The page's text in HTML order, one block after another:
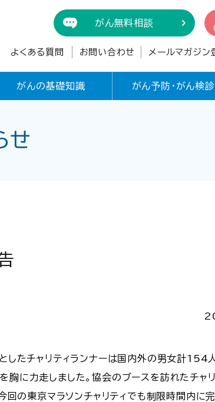
がん無料相談
よくある質問 お問い合わせ メールマガジン
がんの基礎知識 がん予防・がん検診
せ
たチャリティランナーは国内外の男女計154
胸に力走しました。協会のブースを訪れたチャ
今回の東京マラソンチャリティでも制限時間内